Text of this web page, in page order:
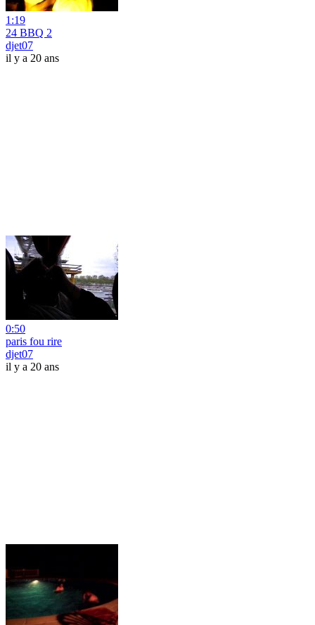
1:19
24 BBQ 2
djet07
il y a 20 ans
0:50
paris fou rire
djet07
il y a 20 ans